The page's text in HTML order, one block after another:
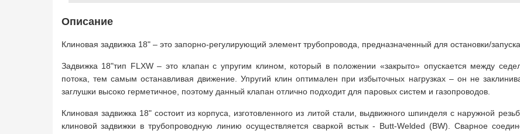
Описание
Клиновая задвижка 18" – это запорно-регулирующий элемент трубопровода, предназначенный для остановки/запуска
Задвижка 18"тип FLXW – это клапан с упругим клином, который в положении «закрыто» опускается между
потока, тем самым останавливая движение. Упругий клин оптимален при избыточных нагрузках – он не
заглушки высоко герметичное, поэтому данный клапан отлично подходит для паровых систем и газопроводов.
Клиновая задвижка 18" состоит из корпуса, изготовленного из литой стали, выдвижного шпинделя с наружной
клиновой задвижки в трубопроводную линию осуществляется сваркой встык - Butt-Welded (BW). Сварное